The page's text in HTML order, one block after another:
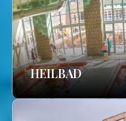
HEILBAD